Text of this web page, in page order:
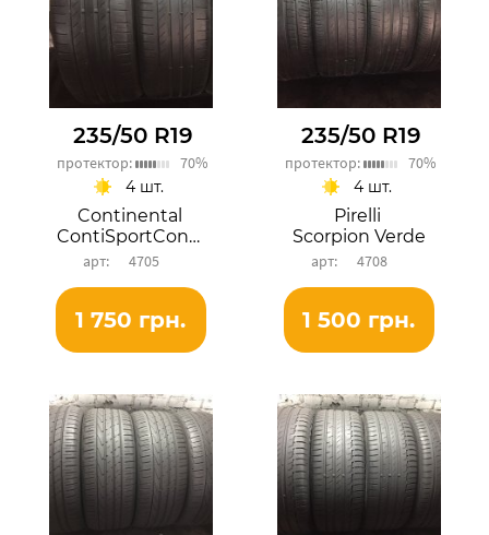
235/50 R19
протектор: 70%
Continental
ContiSportContact 5
4705
4 шт.
1 750 грн.
235/50 R19
протектор: 70%
Pirelli
Scorpion Verde
4708
4 шт.
1 500 грн.